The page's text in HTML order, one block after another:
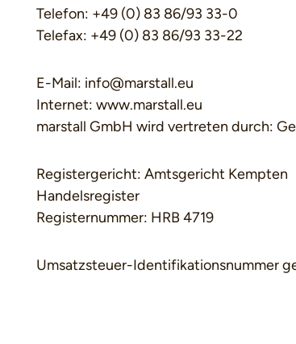
Telefon: +49 (0) 83 86/93 33-0
Telefax: +49 (0) 83 86/93 33-22
E-Mail: info@marstall.eu
Internet: www.marstall.eu
marstall GmbH wird vertreten durch:
Registergericht: Amtsgericht Kempten
Handelsregister
Registernummer: HRB 4719
Umsatzsteuer-Identifikationsnummer